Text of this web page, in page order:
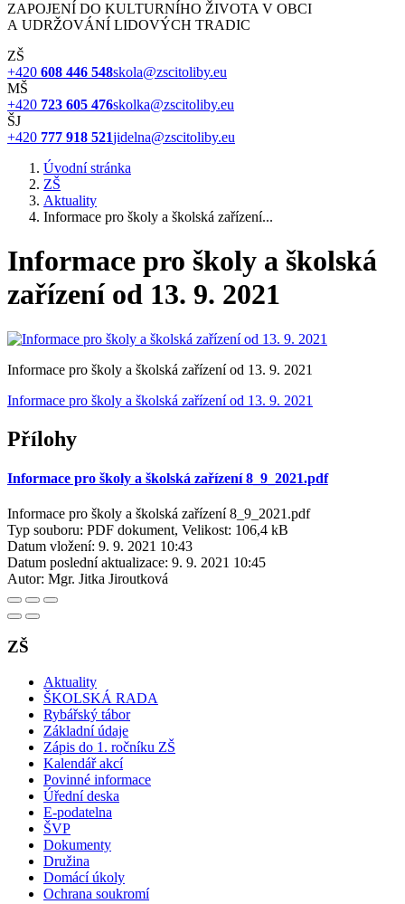
ZAPOJENÍ DO KULTURNÍHO ŽIVOTA V OBCI
A UDRŽOVÁNÍ LIDOVÝCH TRADIC
ZŠ
+420 608 446 548skola@zscitoliby.eu
MŠ
+420 723 605 476skolka@zscitoliby.eu
ŠJ
+420 777 918 521jidelna@zscitoliby.eu
Úvodní stránka
ZŠ
Aktuality
Informace pro školy a školská zařízení...
Informace pro školy a školská
zařízení od 13. 9. 2021
Informace pro školy a školská zařízení od 13. 9. 2021
Informace pro školy a školská zařízení od 13. 9. 2021
Přílohy
Informace pro školy a školská zařízení 8_9_2021.pdf
Informace pro školy a školská zařízení 8_9_2021.pdf
Typ souboru: PDF dokument, Velikost: 106,4 kB
Datum vložení: 9. 9. 2021 10:43
Datum poslední aktualizace: 9. 9. 2021 10:45
Autor: Mgr. Jitka Jiroutková
ZŠ
Aktuality
ŠKOLSKÁ RADA
Rybářský tábor
Základní údaje
Zápis do 1. ročníku ZŠ
Kalendář akcí
Povinné informace
Úřední deska
E-podatelna
ŠVP
Dokumenty
Družina
Domácí úkoly
Ochrana soukromí